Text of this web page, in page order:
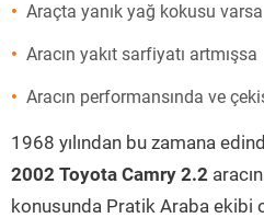
Araçta yanık yağ kokusu varsa
Aracın yakıt sarfiyatı artmışsa
Aracın performansında ve
1968 yılından bu zamana
2002 Toyota Camry 2.2
konusunda Pratik Araba ekibi